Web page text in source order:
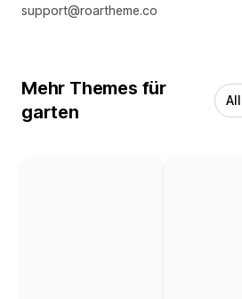
support@roartheme.co
Mehr Themes für
garten